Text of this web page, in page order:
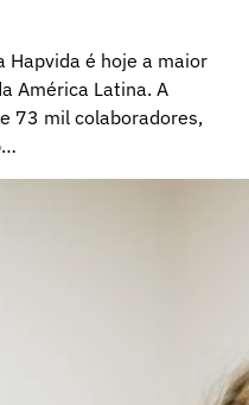
Hapvida é hoje a maior
América Latina. A
73 mil colaboradores,